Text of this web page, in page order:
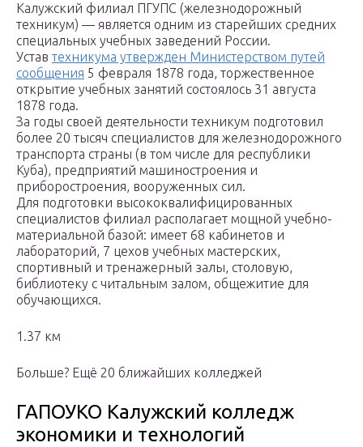
Калужский филиал ПГУПС (железнодорожный
техникум) — является одним из старейших средних
специальных учебных заведений России.
Устав техникума утвержден Министерством путей
сообщения 5 февраля 1878 года, торжественное
открытие учебных занятий состоялось 31 августа
1878 года.
За годы своей деятельности техникум подготовил
более 20 тысяч специалистов для железнодорожного
транспорта страны (в том числе для республики
Куба), предприятий машиностроения и
приборостроения, вооруженных сил.
Для подготовки высококвалифицированных
специалистов филиал располагает мощной учебно-
материальной базой: имеет 68 кабинетов и
лабораторий, 7 цехов учебных мастерских,
спортивный и тренажерный залы, столовую,
библиотеку с читальным залом, общежитие для
обучающихся.
1.37 км
Больше? Ещё 20 ближайших колледжей
ГАПОУКО Калужский колледж
экономики и технологий